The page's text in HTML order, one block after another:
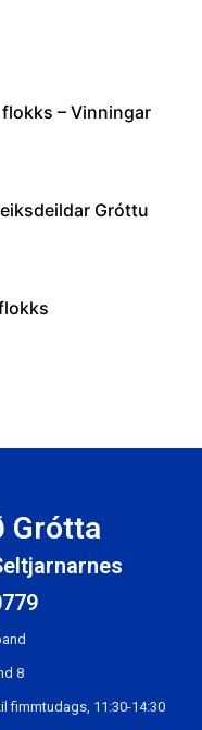
– Vinningar
Gróttu
Grótta
8
fimmtudags, 11:30-14:30